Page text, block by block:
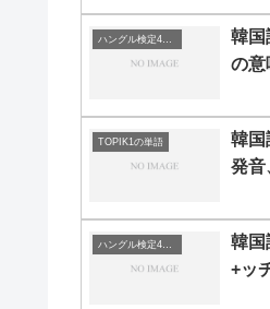
韓国
の意
TOPIK1の単語
韓国
発音
韓国
+ッ